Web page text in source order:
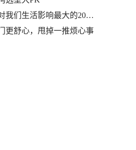
活影响最大的20大手机应用「上」
更舒心，甩掉一推烦心事